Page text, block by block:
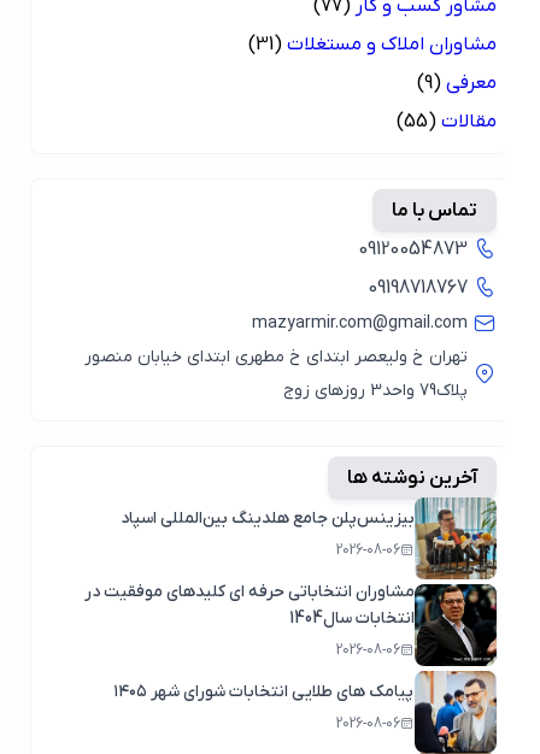
مشاور کسب و کار (77)
مشاوران املاک و مستغلات (31)
معرفی (9)
مقالات (55)
تماس با ما
09120054873
09198718767
mazyarmir.com@gmail.com
تهران خ ولیعصر ابتدای خ مطهری ابتدای خیابان منصور
پلاک79 واحد3 روزهای زوج
آخرین نوشته ها
بیزینس‌پلن جامع هلدینگ بین‌المللی اسپاد
2026-08-06
مشاوران انتخاباتی حرفه ای کلیدهای موفقیت در
انتخابات سال1404
2026-08-06
پیامک های طلایی انتخابات شورای شهر ۱۴۰۵
2026-08-06